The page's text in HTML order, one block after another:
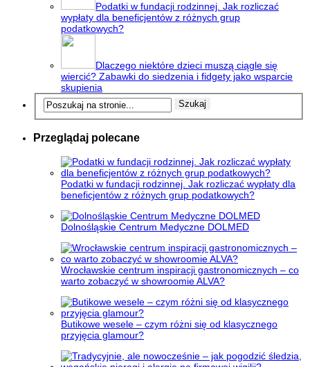
Podatki w fundacji rodzinnej. Jak rozliczać
wypłaty dla beneficjentów z różnych grup
podatkowych?
Dlaczego niektóre dzieci muszą ciągle się
wiercić? Zabawki do siedzenia i fidgety jako wsparcie
skupienia
Przeglądaj polecane
Podatki w fundacji rodzinnej. Jak rozliczać wypłaty dla
beneficjentów z różnych grup podatkowych?
Dolnośląskie Centrum Medyczne DOLMED
Wrocławskie centrum inspiracji gastronomicznych – co
warto zobaczyć w showroomie ALVA?
Butikowe wesele – czym różni się od klasycznego
przyjęcia glamour?